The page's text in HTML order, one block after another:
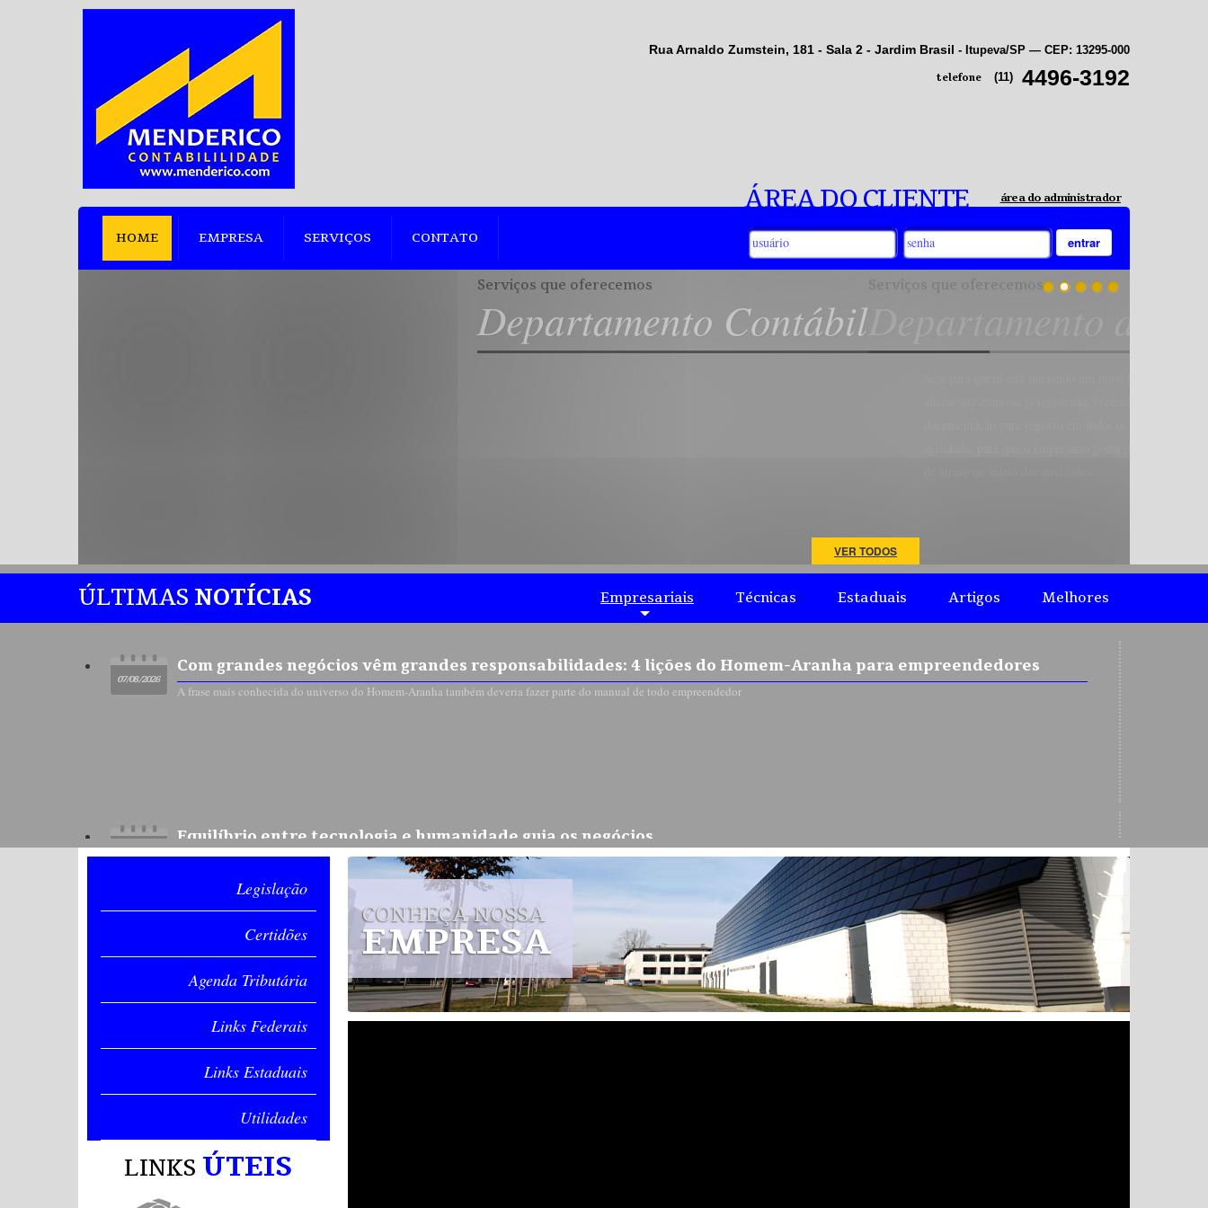
Rua Arnaldo Zumstein, 181 - Sala 2 - Jardim Brasil - Itupeva/SP — CEP: 13295-000
telefone (11) 4496-3192
HOME EMPRESA SERVIÇOS CONTATO
ÁREA DO CLIENTE área do administrador
entrar
Serviços que oferecemos
Departamento de Registros
VER TODOS
ÚLTIMAS NOTÍCIAS Empresariais Técnicas Estaduais Artigos Melhores
Com grandes negócios vêm grandes responsabilidades: 4 lições do Homem-Aranha para empreendedores
A frase mais conhecida do universo do Homem-Aranha também deveria fazer parte do manual de todo empreendedor
07/08/2026
Equilíbrio entre tecnologia e humanidade guia os negócios
O equilíbrio entre inteligência artificial e gestão humanizada tornou-se um diferencial competitivo, unindo eficiência tecnológica, confiança, empatia e liderança para gerar valor
07/08/2026
Gestão de fornecedores, dependência operacional e continuidade dos negócios
Identifique dependências e otimize sua cadeia de suprimentos: proteção estratégica contra falhas
Copom reduz Selic para 14% ao ano; entenda impactos para empresas
Decisão do Banco Central considera desaceleração da economia, inflação acima da meta e cenário de incertezas que influencia crédito e investimentos
CONHEÇA NOSSA
EMPRESA
Legislação
Certidões
Agenda Tributária
Links Federais
Links Estaduais
Utilidades
LINKS ÚTEIS